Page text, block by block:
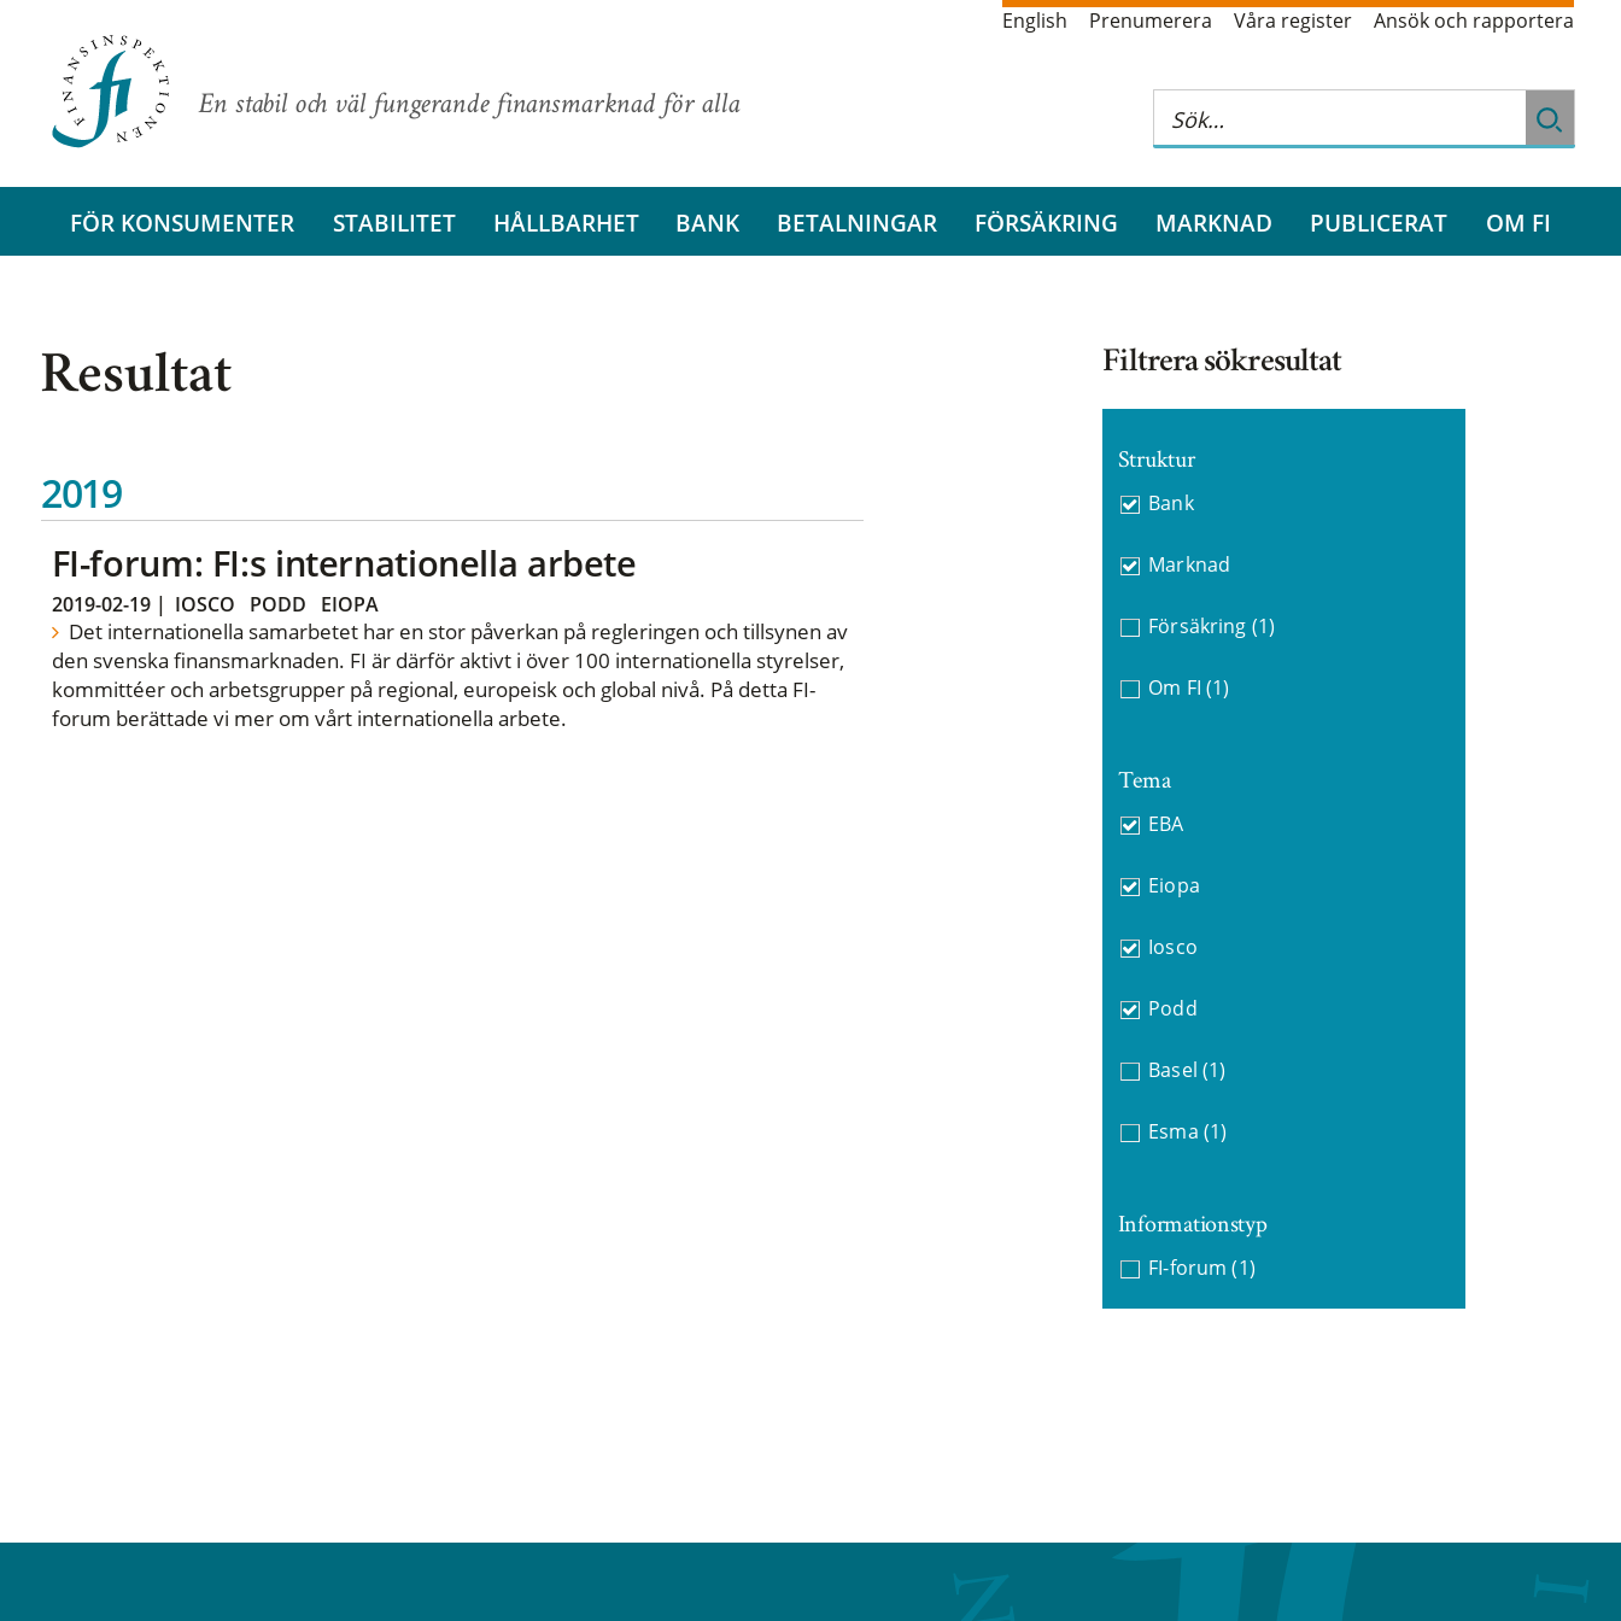
En stabil och väl fungerande finansmarknad för alla
English Prenumerera Våra register Ansök och rapportera
FÖR KONSUMENTER STABILITET HÅLLBARHET BANK BETALNINGAR FÖRSÄKRING MARKNAD PUBLICERAT OM FI
Resultat
2019
FI-forum: FI:s internationella arbete
2019-02-19| IOSCO PODD EIOPA
Det internationella samarbetet har en stor påverkan på regleringen och tillsynen av
den svenska finansmarknaden. FI är därför aktivt i över 100 internationella styrelser,
kommittéer och arbetsgrupper på regional, europeisk och global nivå. På detta FI-
forum berättade vi mer om vårt internationella arbete.
Filtrera sökresultat
Struktur
Bank
Marknad
Försäkring (1)
Om FI (1)
Tema
EBA
Eiopa
Iosco
Podd
Basel (1)
Esma (1)
Informationstyp
FI-forum (1)